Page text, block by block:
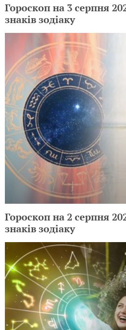
Гороскоп на 3 серпня
знаків зодіаку
Гороскоп на 2 серпня
знаків зодіаку